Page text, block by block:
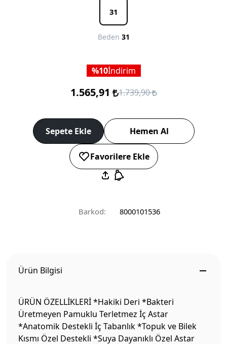
31
Beden 31
10İndirim
1.565,91 1.739,90
Sepete Ekle Hemen Al
Favorilere Ekle
Barkod: 8000101536
Ürün Bilgisi
ÜRÜN ÖZELLİKLERİ *Hakiki Deri *Bakteri
Üretmeyen Pamuklu Terletmez İç Astar
*Anatomik Destekli İç Tabanlık *Topuk ve Bilek
Kısmı Özel Destekli *Suya Dayanıklı Özel Astar